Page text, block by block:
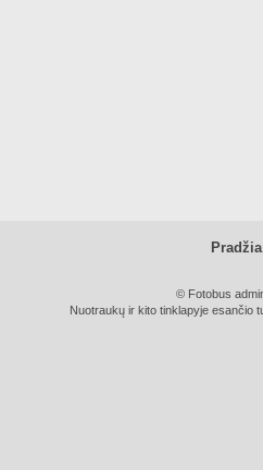
Pradžia
© Fotobus
Nuotraukų ir kito tinklapyje esančio